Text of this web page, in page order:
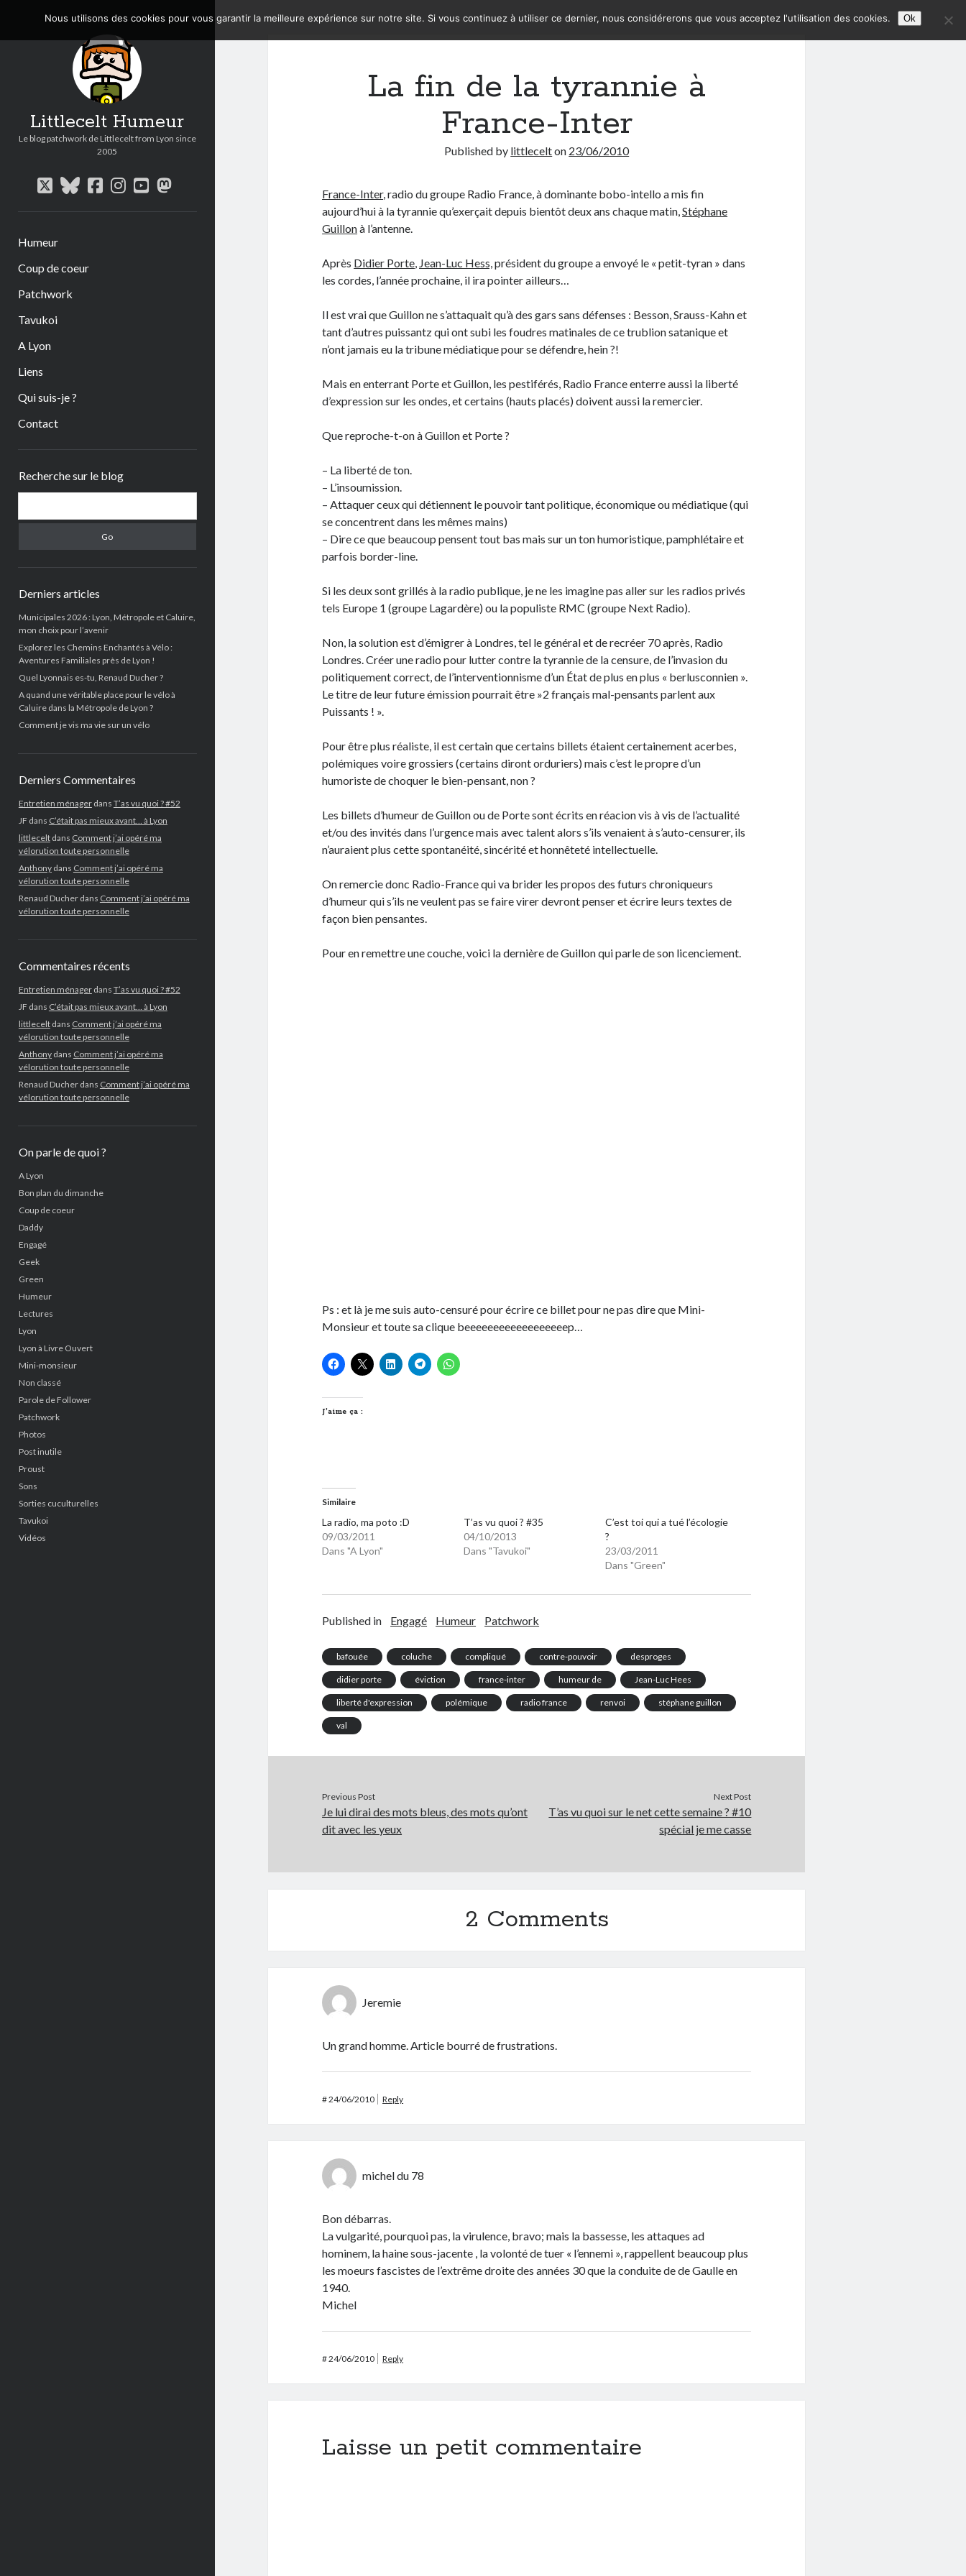
Littlecelt Humeur
Le blog patchwork de Littlecelt from Lyon since
2005
twitterbluesky
facebook
instagram
youtube
mastodon
Humeur
Coup de coeur
Patchwork
Tavukoi
A Lyon
Liens
Qui suis-je ?
Contact
Recherche sur le blog
Derniers articles
Municipales 2026 : Lyon, Métropole et Caluire,
mon choix pour l’avenir
Explorez les Chemins Enchantés à Vélo :
Aventures Familiales près de Lyon !
Quel Lyonnais es-tu, Renaud Ducher ?
A quand une véritable place pour le vélo à
Caluire dans la Métropole de Lyon ?
Comment je vis ma vie sur un vélo
Derniers Commentaires
Entretien ménagerdans T’as vu quoi ? #52
JF dans C’était pas mieux avant… à Lyon
littleceltdans Comment j’ai opéré ma
vélorution toute personnelle
Anthonydans Comment j’ai opéré ma
vélorution toute personnelle
Renaud Ducherdans Comment j’ai opéré ma
vélorution toute personnelle
Commentaires récents
Entretien ménagerdans T’as vu quoi ? #52
JF dans C’était pas mieux avant… à Lyon
littleceltdans Comment j’ai opéré ma
vélorution toute personnelle
Anthonydans Comment j’ai opéré ma
vélorution toute personnelle
Renaud Ducherdans Comment j’ai opéré ma
vélorution toute personnelle
On parle de quoi ?
A Lyon
Bon plan du dimanche
Coup de coeur
Daddy
Engagé
Geek
Green
Humeur
Lectures
Lyon
Lyon à Livre Ouvert
Mini-monsieur
Non classé
Parole de Follower
Patchwork
Photos
Post inutile
Proust
Sons
Sorties cuculturelles
Tavukoi
Vidéos
La fin de la tyrannie à
France-Inter
Published by littlecelton 23/06/2010
France-Inter, radio du groupe Radio France, à dominante bobo-intello a mis fin
aujourd’hui à la tyrannie qu’exerçait depuis bientôt deux ans chaque matin,Stéphane
Guillonà l’antenne.
Après Didier Porte, Jean-Luc Hess,président du groupe a envoyé le « petit-tyran » dans
les cordes, l’année prochaine, il ira pointer ailleurs…
Il est vrai que Guillon ne s’attaquait qu’à des gars sans défenses : Besson, Srauss-Kahn et
tant d’autres puissantz qui ont subi les foudres matinales de ce trublion satanique et
n’ont jamais eu la tribune médiatique pour se défendre, hein ?!
Mais en enterrant Porte et Guillon, les pestiférés, Radio France enterre aussi la liberté
d’expression sur les ondes, et certains (hauts placés) doivent aussi la remercier.
Que reproche-t-on à Guillon et Porte ?
– La liberté de ton.
– L’insoumission.
– Attaquer ceux qui détiennent le pouvoir tant politique, économique ou médiatique (qui
se concentrent dans les mêmes mains)
– Dire ce que beaucoup pensent tout bas mais sur un ton humoristique, pamphlétaire et
parfois border-line.
Si les deux sont grillés à la radio publique, je ne les imagine pas aller sur les radios privés
tels Europe 1 (groupe Lagardère) ou la populiste RMC (groupe Next Radio).
Non, la solution est d’émigrer à Londres, tel le général et de recréer 70 après, Radio
Londres. Créer une radio pour lutter contre la tyrannie de la censure, de l’invasion du
politiquement correct, de l’interventionnisme d’un État de plus en plus « berlusconnien ».
Le titre de leur future émission pourrait être »2 français mal-pensants parlent aux
Puissants ! ».
Pour être plus réaliste, il est certain que certains billets étaient certainement acerbes,
polémiques voire grossiers (certains diront orduriers) mais c’est le propre d’un
humoriste de choquer le bien-pensant, non ?
Les billets d’humeur de Guillon ou de Porte sont écrits en réacion vis à vis de l’actualité
et/ou des invités dans l’urgence mais avec talent alors s’ils venaient à s’auto-censurer, ils
n’auraient plus cette spontanéité, sincérité et honnêteté intellectuelle.
On remercie donc Radio-France qui va brider les propos des futurs chroniqueurs
d’humeur qui s’ils ne veulent pas se faire virer devront penser et écrire leurs textes de
façon bien pensantes.
Pour en remettre une couche, voici la dernière de Guillon qui parle de son licenciement.
Ps : et là je me suis auto-censuré pour écrire ce billet pour ne pas dire que Mini-
Monsieur et toute sa clique beeeeeeeeeeeeeeeeeep…
J’aime ça :
Similaire
La radio, ma poto :D
09/03/2011
Dans "A Lyon"
T’as vu quoi ? #35
04/10/2013
Dans "Tavukoi"
C’est toi qui a tué l’écologie
?
23/03/2011
Dans "Green"
Published in Engagé Humeur Patchwork
bafouée coluche compliqué contre-pouvoir desproges
didier porte éviction france-inter humeur de Jean-Luc Hees
liberté d'expression polémique radio france renvoi stéphane guillon
val
Previous Post
Je lui dirai des mots bleus, des mots qu’ont
dit avec les yeux
Next Post
T’as vu quoi sur le net cette semaine ? #10
spécial je me casse
2 Comments
Jeremie
Un grand homme. Article bourré de frustrations.
#24/06/2010 Reply
michel du 78
Bon débarras.
La vulgarité, pourquoi pas, la virulence, bravo; mais la bassesse, les attaques ad
hominem, la haine sous-jacente , la volonté de tuer « l’ennemi », rappellent beaucoup plus
les moeurs fascistes de l’extrême droite des années 30 que la conduite de de Gaulle en
1940.
Michel
#24/06/2010 Reply
Laisse un petit commentaire
Nous utilisons des cookies pour vous garantir la meilleure expérience sur notre site. Si vous continuez à utiliser ce dernier, nous considérerons que vous acceptez l'utilisation des cookies. Ok